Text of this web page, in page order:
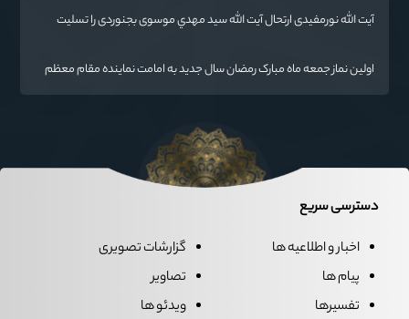
ایران اسلامی است.
آیت الله نورمفیدی ارتحال آیت الله سيد مهدي موسوی بجنوردی را تسلیت
اولین نماز جمعه ماه مبارک رمضان سال جدید به امامت نماینده مقام معظم
دسترسی سریع
اخبار و اطلاعیه ها
پیام ها
تفسیرها
گزارشات تصویری
تصاویر
ویدئو ها